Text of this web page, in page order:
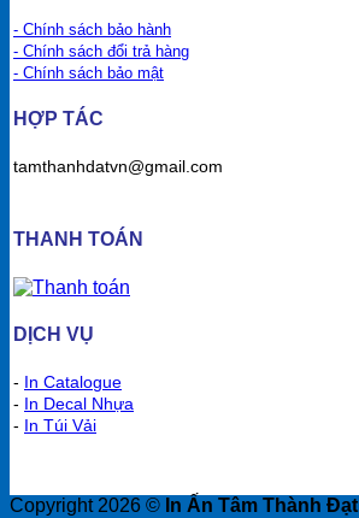
- Chính sách bảo hành
- Chính sách đổi trả hàng
- Chính sách bảo mật
HỢP TÁC
tamthanhdatvn@gmail.com
THANH TOÁN
DỊCH VỤ
-
In Catalogue
-
In Decal Nhựa
-
In Túi Vải
Copyright 2026 © In Ấn Tâm Thành Đạt